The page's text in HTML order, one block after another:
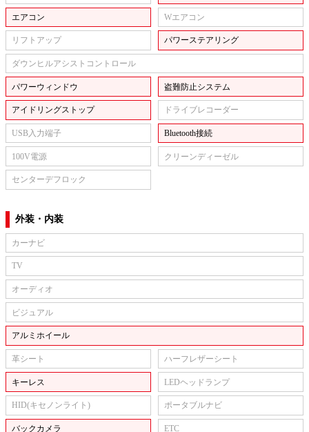
エアコン Wエアコン
リフトアップ パワーステアリング
ダウンヒルアシストコントロール
パワーウィンドウ 盗難防止システム
アイドリングストップ ドライブレコーダー
USB入力端子 Bluetooth接続
100V電源 クリーンディーゼル
センターデフロック
外装・内装
カーナビ
TV
オーディオ
ビジュアル
アルミホイール
革シート ハーフレザーシート
キーレス LEDヘッドランプ
HID(キセノンライト) ポータブルナビ
バックカメラ ETC